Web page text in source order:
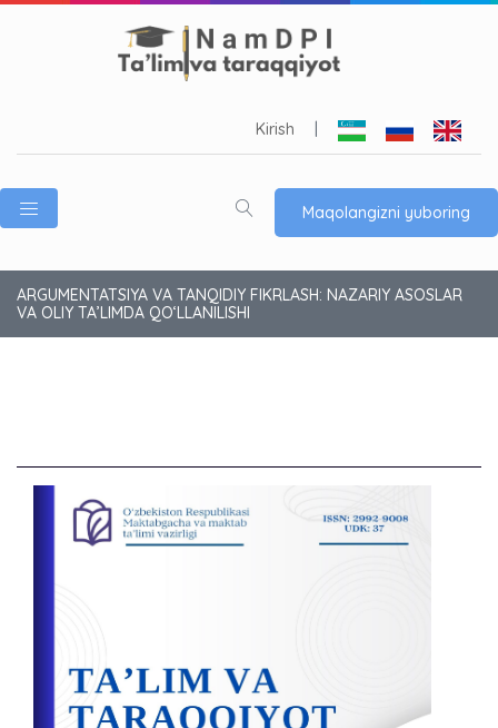
Kirish
Maqolangizni yuboring
ARGUMENTATSIYA VA TANQIDIY FIKRLASH: NAZARIY ASOSLAR
VA OLIY TA’LIMDA QO‘LLANILISHI